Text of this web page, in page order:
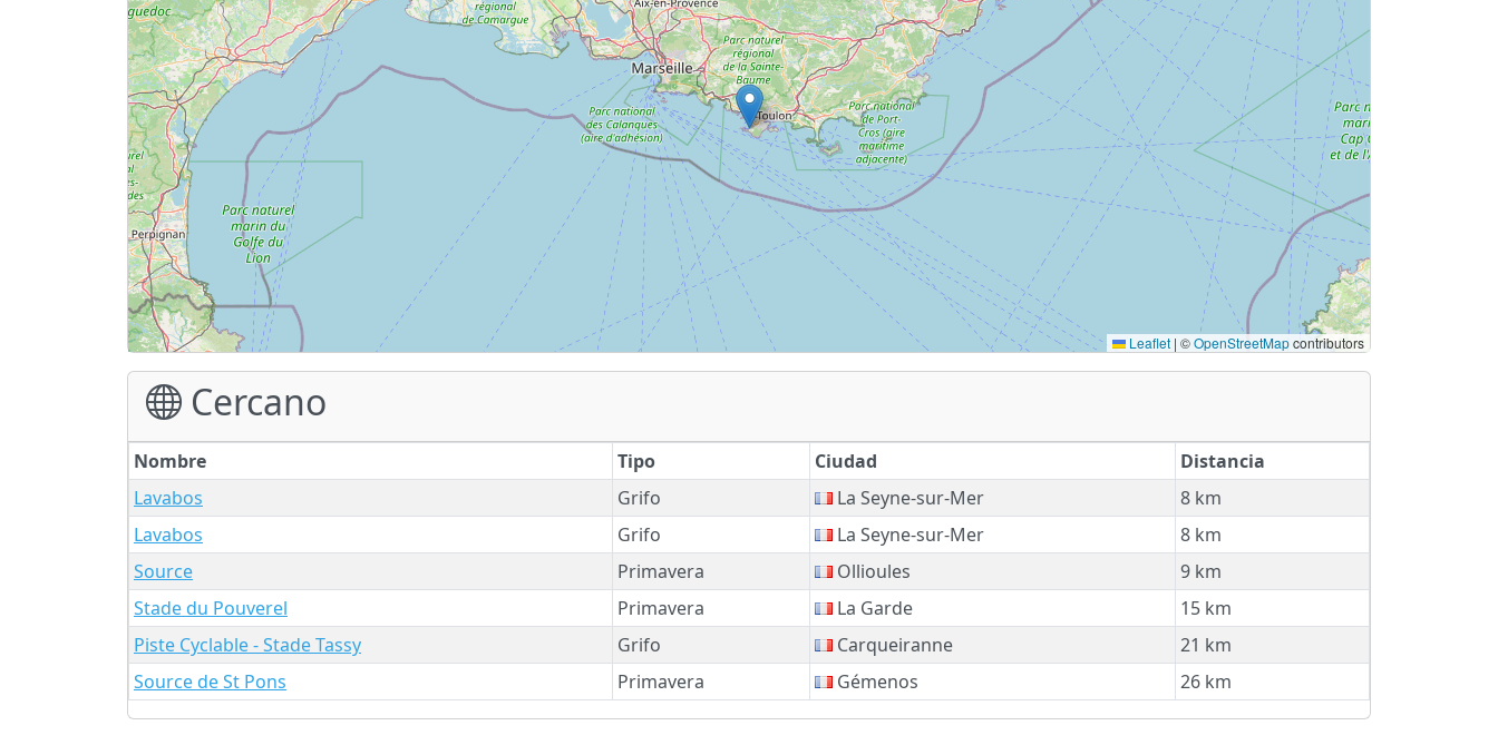
Leaflet | ©OpenStreetMapcontributors
Cercano
Nombre Tipo Ciudad
Distancia
Lavabos
Grifo La Seyne-sur-Mer
8 km
Lavabos
Grifo La Seyne-sur-Mer
8 km
Source
Primavera Ollioules
9 km
Stade du Pouverel
Primavera La Garde
15 km
Piste Cyclable - Stade Tassy
Grifo Carqueiranne
21 km
Source de St Pons
Primavera Gémenos 26 km